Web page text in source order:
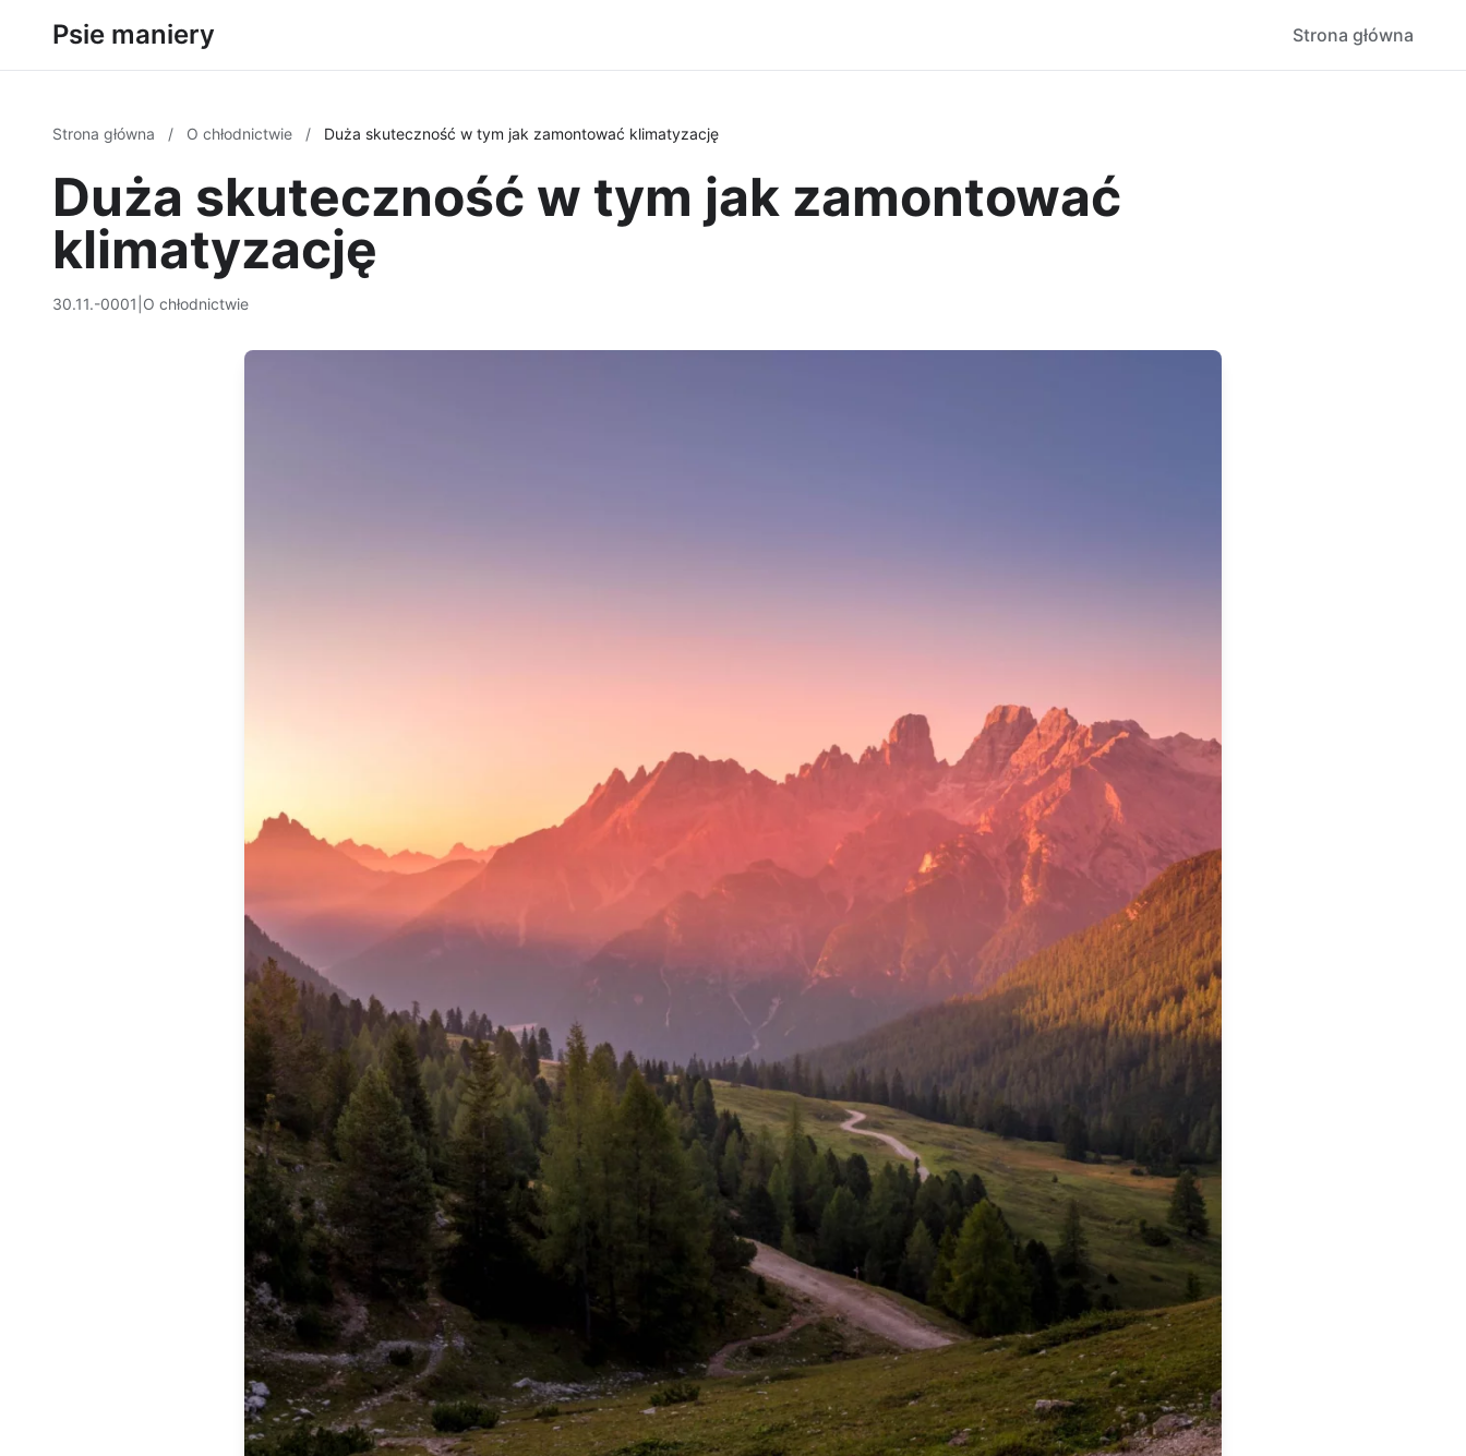
Psie maniery Strona główna
Strona główna / O chłodnictwie / Duża skuteczność w tym jak zamontować klimatyzację
Duża skuteczność w tym jak zamontować
klimatyzację
30.11.-0001 O chłodnictwie